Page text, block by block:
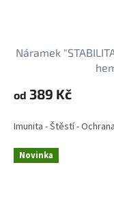
Náramek
od 389 Kč
Imunita - Štěstí - Ochrana
Novinka